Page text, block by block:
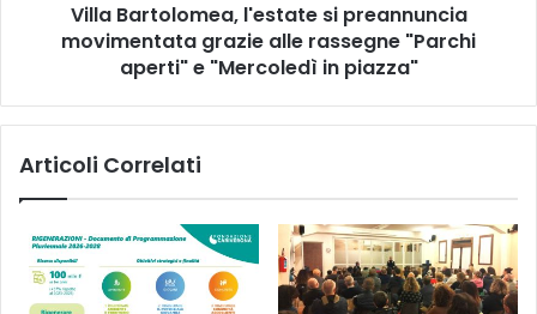
aperti"
in
Villa Bartolomea, l'estate si preannuncia
movimentata grazie alle rassegne "Parchi
aperti" e "Mercoledì in piazza"
Articoli Correlati